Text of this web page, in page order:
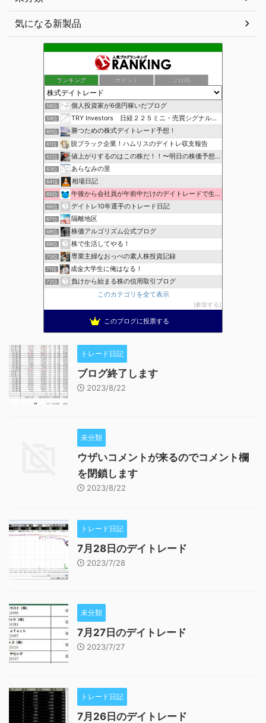
気になる新製品
ランキング ポイント ブロ画
58位 個人投資家が6億円稼いだブログ
59位 TRY Investors 日経２２５ミニ・売買シグナル公開
60位 勝つための株式デイトレード予想！
61位 脱ブラック企業！ハムリスのデイトレ収支報告
62位 値上がりするのはこの株だ！！〜明日の株価予想〜
63位 あらなみの里
64位 相場日記
65位 午後から会社員が午前中だけのデイトレードで生活費を稼ぐ！
66位 デイトレ10年選手のトレード日記
67位 隔離地区
68位 株価アルゴリズム公式ブログ
69位 株で生活してやる！
70位 専業主婦なおっぺの素人株投資記録
71位 成金大学生に俺はなる！
72位
負けから始まる株の信用取引ブログ
このカテゴリを全て表示
参加する
このブログに投票する
トレード日記
ブログ終了します
2023/8/22
未分類
ウザいコメントが来るのでコメント欄
を閉鎖します
2023/8/22
トレード日記
7月28日のデイトレード
2023/7/28
未分類
7月27日のデイトレード
2023/7/27
トレード日記
7月26日のデイトレード